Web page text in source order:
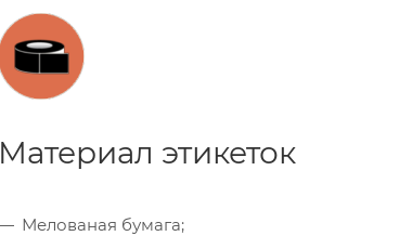
Материал этикеток
Мелованая бумага;